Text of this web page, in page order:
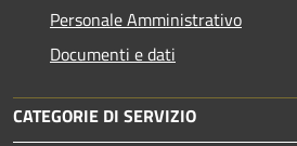
Personale Amministrativo
Documenti e dati
CATEGORIE DI SERVIZIO